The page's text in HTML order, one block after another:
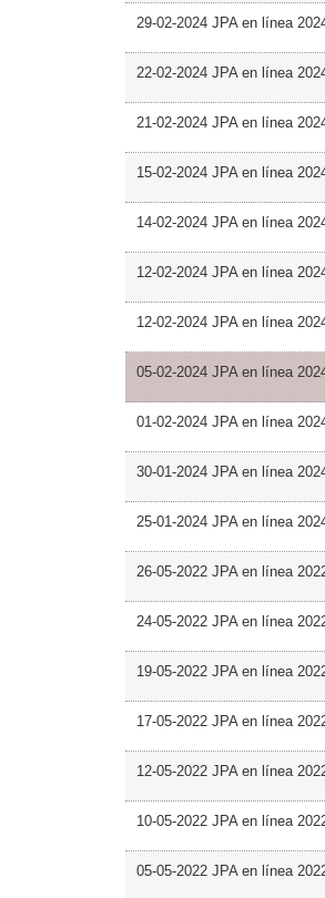
29-02-2024 JPA en línea
22-02-2024 JPA en línea
21-02-2024 JPA en línea
15-02-2024 JPA en línea
14-02-2024 JPA en línea
12-02-2024 JPA en línea
12-02-2024 JPA en línea
05-02-2024 JPA en línea
01-02-2024 JPA en línea
30-01-2024 JPA en línea
25-01-2024 JPA en línea
26-05-2022 JPA en línea
24-05-2022 JPA en línea
19-05-2022 JPA en línea
17-05-2022 JPA en línea
12-05-2022 JPA en línea
10-05-2022 JPA en línea
05-05-2022 JPA en línea